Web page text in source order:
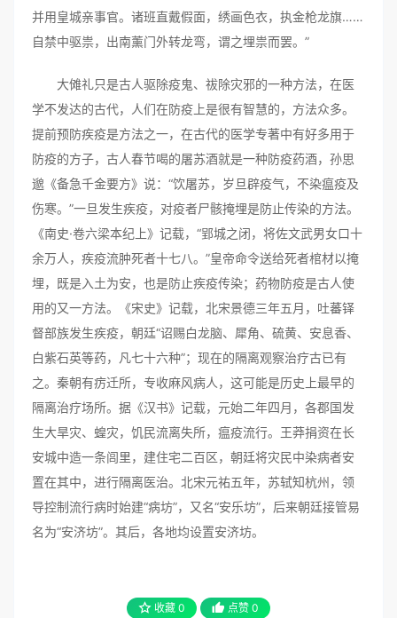
并用皇城亲事官。诸班直戴假面，绣画色衣，执金枪龙旗……
自禁中驱祟，出南薰门外转龙弯，谓之埋祟而罢。”
大傩礼只是古人驱除疫鬼、祓除灾邪的一种方法，在医
学不发达的古代，人们在防疫上是很有智慧的，方法众多。
提前预防疾疫是方法之一，在古代的医学专著中有好多用于
防疫的方子，古人春节喝的屠苏酒就是一种防疫药酒，孙思
邈《备急千金要方》说：“饮屠苏，岁旦辟疫气，不染瘟疫及
伤寒。”一旦发生疾疫，对疫者尸骸掩埋是防止传染的方法。
《南史·卷六梁本纪上》记载，“郢城之闭，将佐文武男女口十
余万人，疾疫流肿死者十七八。”皇帝命令送给死者棺材以掩
埋，既是入土为安，也是防止疾疫传染；药物防疫是古人使
用的又一方法。《宋史》记载，北宋景德三年五月，吐蕃铎
督部族发生疾疫，朝廷“诏赐白龙脑、犀角、硫黄、安息香、
白紫石英等药，凡七十六种”；现在的隔离观察治疗古已有
之。秦朝有疠迁所，专收麻风病人，这可能是历史上最早的
隔离治疗场所。据《汉书》记载，元始二年四月，各郡国发
生大旱灾、蝗灾，饥民流离失所，瘟疫流行。王莽捐资在长
安城中造一条闾里，建住宅二百区，朝廷将灾民中染病者安
置在其中，进行隔离医治。北宋元祐五年，苏轼知杭州，领
导控制流行病时始建“病坊”，又名“安乐坊”，后来朝廷接管易
名为“安济坊”。其后，各地均设置安济坊。
收藏 0 点赞 0